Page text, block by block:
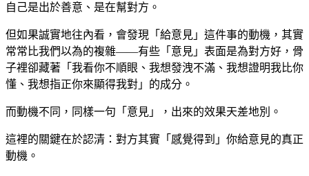
自己是出於善意、是在幫對方。
但如果誠實地往內看，會發現「給意見」這件事的動機，其實
常常比我們以為的複雜——有些「意見」表面是為對方好，骨
子裡卻藏著「我看你不順眼、我想發洩不滿、我想證明我比你
懂、我想指正你來顯得我對」的成分。
而動機不同，同樣一句「意見」，出來的效果天差地別。
這裡的關鍵在於認清：對方其實「感覺得到」你給意見的真正
動機。